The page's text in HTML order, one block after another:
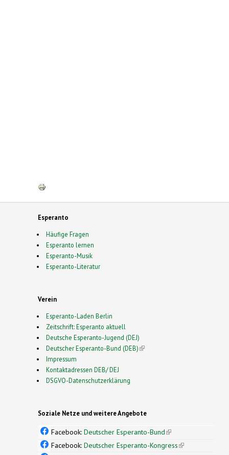
Esperanto
Häufige Fragen
Esperanto lernen
Esperanto-Musik
Esperanto-Literatur
Verein
Esperanto-Laden Berlin
Zeitschrift: Esperanto aktuell
Deutsche Esperanto-Jugend (DEJ)
Deutscher Esperanto-Bund (DEB)(link is external)
Impressum
Kontaktadressen DEB/ DEJ
DSGVO-Datenschutzerklärung
Soziale Netze und weitere Angebote
Facebook: Deutscher Esperanto-Bund(link is
external)
Facebook: Deutscher Esperanto-Kongress(link is